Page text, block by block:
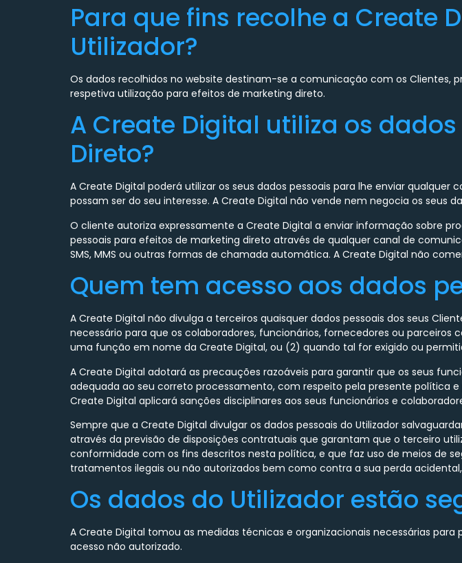
Para que fins recolhe a Create
Utilizador?
Os dados recolhidos no website destinam-se a comunicação com os
respetiva utilização para efeitos de marketing direto.
A Create Digital utiliza os
Direto?
A Create Digital poderá utilizar os seus dados pessoais para lhe enviar
possam ser do seu interesse. A Create Digital não vende nem negocia os seus
O cliente autoriza expressamente a Create Digital a enviar informação sobre
pessoais para efeitos de marketing direto através de qualquer canal de
SMS, MMS ou outras formas de chamada automática. A Create Digital não
Quem tem acesso aos dados
A Create Digital não divulga a terceiros quaisquer dados pessoais dos seus
necessário para que os colaboradores, funcionários, fornecedores ou
uma função em nome da Create Digital, ou (2) quando tal for exigido ou
A Create Digital adotará as precauções razoáveis para garantir que os seus
adequada ao seu correto processamento, com respeito pela presente política
Create Digital aplicará sanções disciplinares aos seus funcionários e
Sempre que a Create Digital divulgar os dados pessoais do Utilizador
através da previsão de disposições contratuais que garantam que o terceiro
conformidade com os fins descritos nesta política, e que faz uso de meios de
tratamentos ilegais ou não autorizados bem como contra a sua perda
Os dados do Utilizador estão
A Create Digital tomou as medidas técnicas e organizacionais necessárias
acesso não autorizado.